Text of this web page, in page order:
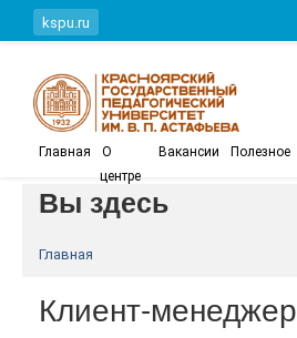
Перейти к основному содержанию
kspu.ru
Главная
О
центре
Вакансии Полезное
Вы здесь
Главная
Клиент-менеджер